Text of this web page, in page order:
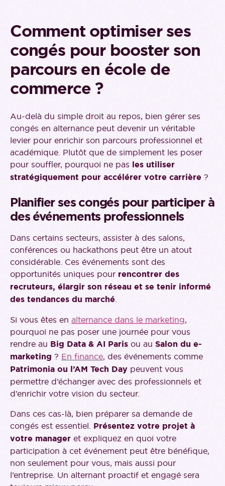
Comment optimiser ses
congés pour booster son
parcours en école de
commerce ?
Au-delà du simple droit au repos, bien gérer ses
congés en alternance peut devenir un véritable
levier pour enrichir son parcours professionnel et
académique. Plutôt que de simplement les poser
pour souffler, pourquoi ne pas les utiliser
stratégiquement pour accélérer votre carrière ?
Planifier ses congés pour participer à
des événements professionnels
Dans certains secteurs, assister à des salons,
conférences ou hackathons peut être un atout
considérable. Ces événements sont des
opportunités uniques pour rencontrer des
recruteurs, élargir son réseau et se tenir informé
des tendances du marché
Si vous êtes en alternance dans le marketing,
pourquoi ne pas poser une journée pour vous
rendre au Big Data & AI Paris ou au Salon du e-
marketing ? En finance, des événements comme
Patrimonia ou l’AM Tech Day peuvent vous
permettre d’échanger avec des professionnels et
d’enrichir votre vision du secteur.
Dans ces cas-là, bien préparer sa demande de
congés est essentiel. Présentez votre projet à
votre manager et expliquez en quoi votre
participation à cet événement peut être bénéfique,
non seulement pour vous, mais aussi pour
l’entreprise. Un alternant proactif et engagé sera